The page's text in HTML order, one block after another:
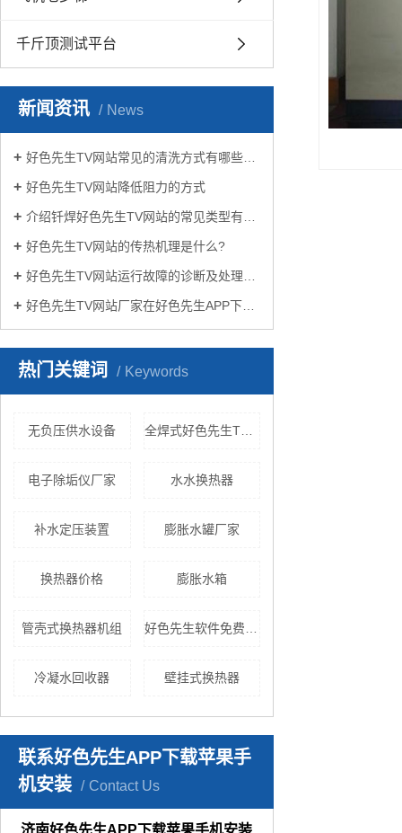
千斤顶测试平台
新闻资讯 News
好色先生TV网站常见的清洗方式有哪些？
好色先生TV网站降低阻力的方式
介绍钎焊好色先生TV网站的常见类型有哪些
好色先生TV网站的传热机理是什么?
好色先生TV网站运行故障的诊断及处理方法
好色先生TV网站厂家在好色先生APP下载苹果手机安装生活中有哪些作用？
热门关键词 Keywords
无负压供水设备 全焊式好色先生TV网站
电子除垢仪厂家 水水换热器
补水定压装置 膨胀水罐厂家
换热器价格 膨胀水箱
管壳式换热器机组
冷凝水回收器 壁挂式换热器
联系好色先生APP下载苹果手
机安装
Contact Us
济南好色先生APP下载苹果手机安装